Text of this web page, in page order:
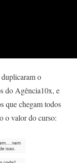
o
do Agência10x, e
que chegam todos
o valor do curso: